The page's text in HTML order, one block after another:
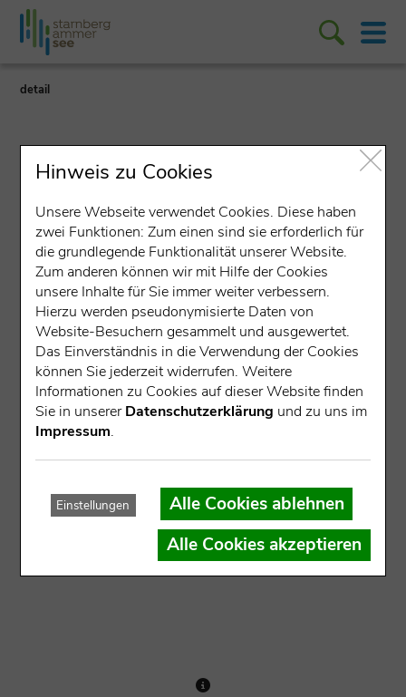
detail
Veranstaltung
Abendserenade mit
"Alphornklang &
Schwobablech"
Treffpunkt: Unterbräu
Mühlstraße 36, 86911 Dießen (535 m über
NN)
Hinweis zu Cookies
Unsere Webseite verwendet Cookies. Diese haben
zwei Funktionen: Zum einen sind sie erforderlich für
die grundlegende Funktionalität unserer Website.
Zum anderen können wir mit Hilfe der Cookies
unsere Inhalte für Sie immer weiter verbessern.
Hierzu werden pseudonymisierte Daten von
Website-Besuchern gesammelt und ausgewertet.
Das Einverständnis in die Verwendung der Cookies
können Sie jederzeit widerrufen. Weitere
Informationen zu Cookies auf dieser Website finden
Sie in unsererDatenschutzerklärung und zu uns im
Impressum.
Einstellungen
Alle Cookies ablehnen
Alle Cookies akzeptieren